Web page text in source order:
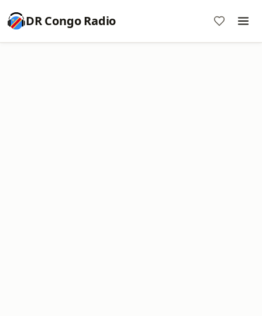
DR Congo Radio